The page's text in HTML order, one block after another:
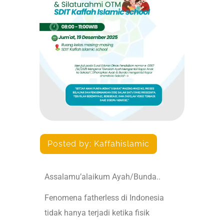
Posted by: Kaffahislamic
Assalamu’alaikum Ayah/Bunda..
Fenomena fatherless di Indonesia
tidak hanya terjadi ketika fisik